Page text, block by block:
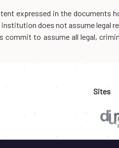
expressed in the
does not assume
commit to assume all legal,
Sites